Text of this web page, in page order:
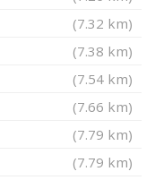
(7.32 km)
(7.38 km)
(7.54 km)
(7.66 km)
(7.79 km)
(7.79 km)